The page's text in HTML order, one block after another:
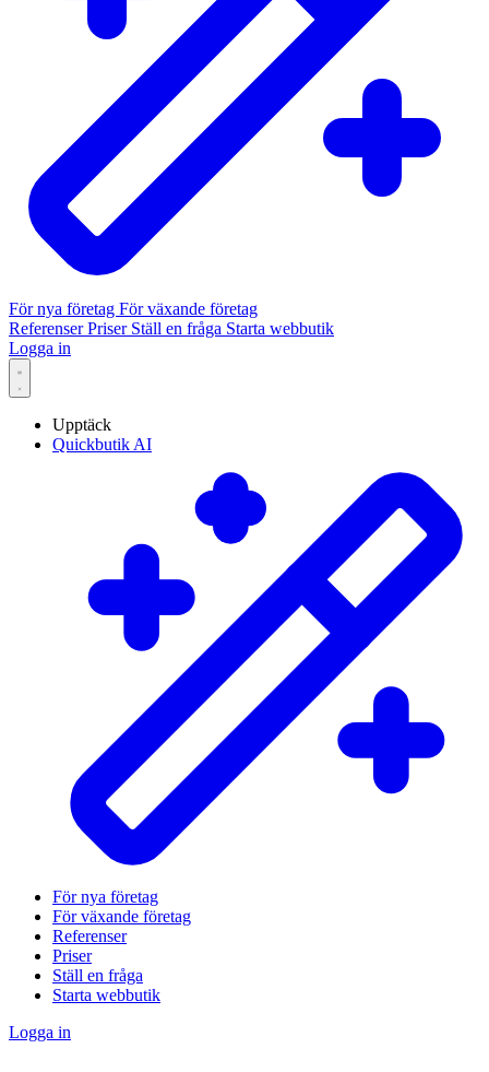
För nya företag För växande företag
ReferenserPriser Ställ en fråga Starta webbutik
Logga in
Upptäck
Quickbutik AI
För nya företag
För växande företag
Referenser
Priser
Ställ en fråga
Starta webbutik
Logga in